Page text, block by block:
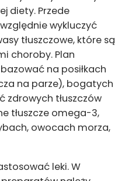
diety. Przede
wykluczyć
tłuszczowe, które są
choroby. Plan
na posiłkach
na parze), bogatych
zdrowych tłuszczów
tłuszcze omega-3,
owocach morza,
leki. W